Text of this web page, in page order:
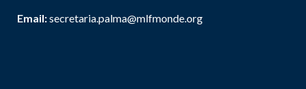
Email:secretaria.palma@mlfmonde.org